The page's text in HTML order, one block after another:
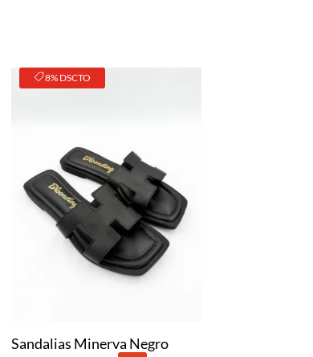
8% DSCTO
Sandalias Minerva Negro